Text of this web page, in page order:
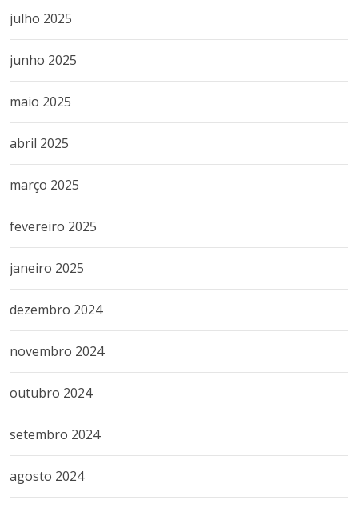
julho 2025
junho 2025
maio 2025
abril 2025
março 2025
fevereiro 2025
janeiro 2025
dezembro 2024
novembro 2024
outubro 2024
setembro 2024
agosto 2024